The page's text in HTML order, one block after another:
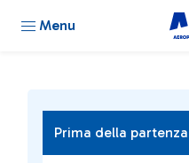
Menu
Prima della partenza